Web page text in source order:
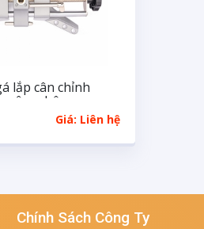
lắp cân chỉnh
nhôm
Giá: Liên hệ
Chính Sách Công Ty